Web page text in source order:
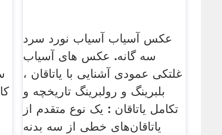
عکس آسیاب آسیاب نورد سرد
سه گانه. عکس های آسیاب
غلتکی عمودی آشنایی با یاتاقان ،
بلبرینگ و رولبرینگ تاریخچه و
تکامل یاتاقان : یک نوع متقدم از
یاتاقان‌های خطی از سه بدنه